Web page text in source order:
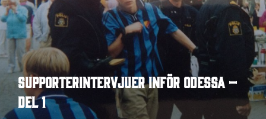
Supporterintervjuer inför Odessa –
del 1